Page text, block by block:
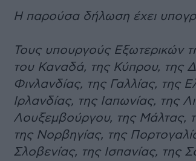
Η παρούσα δήλωση έχει
Τους υπουργούς Εξωτερικών
του Καναδά, της Κύπρου, της
Φινλανδίας, της Γαλλίας, της
Ιρλανδίας, της Ιαπωνίας, της
Λουξεμβούργου, της Μάλτας,
της Νορβηγίας, της
Σλοβενίας, της Ισπανίας, της